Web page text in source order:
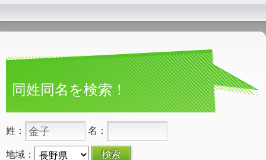
同姓同名を検索！
姓： 名：
地域：